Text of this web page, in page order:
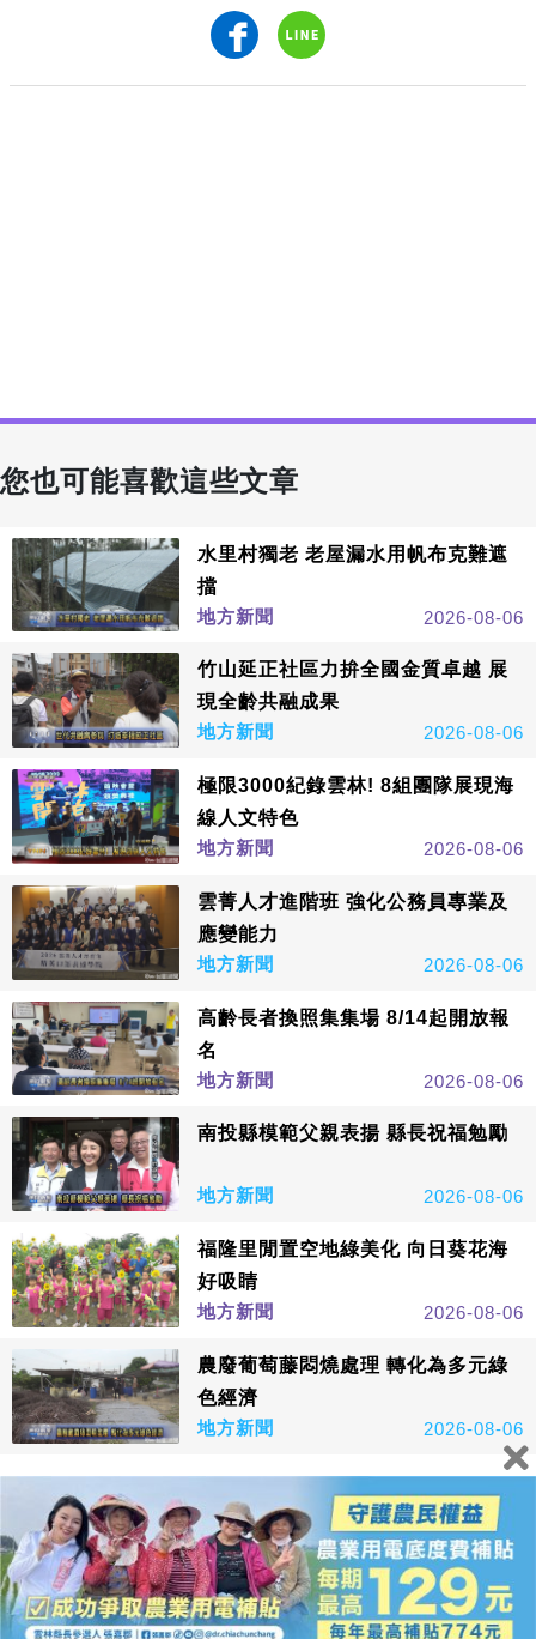
您也可能喜歡這些文章
水里村獨老 老屋漏水用帆布克難遮
擋
地方新聞
2026-08-06
竹山延正社區力拚全國金質卓越 展
現全齡共融成果
地方新聞
2026-08-06
極限3000紀錄雲林! 8組團隊展現海
線人文特色
地方新聞
2026-08-06
雲菁人才進階班 強化公務員專業及
應變能力
地方新聞
2026-08-06
高齡長者換照集集場 8/14起開放報
名
地方新聞
2026-08-06
南投縣模範父親表揚 縣長祝福勉勵
地方新聞 2026-08-06
福隆里閒置空地綠美化 向日葵花海
好吸睛
地方新聞
2026-08-06
農廢葡萄藤悶燒處理 轉化為多元綠
色經濟
地方新聞
2026-08-06
鑫傳國際多媒體科技股份有限公司版權所有，非經授權，請
勿轉載本網站內容 © All Rights Reserved.